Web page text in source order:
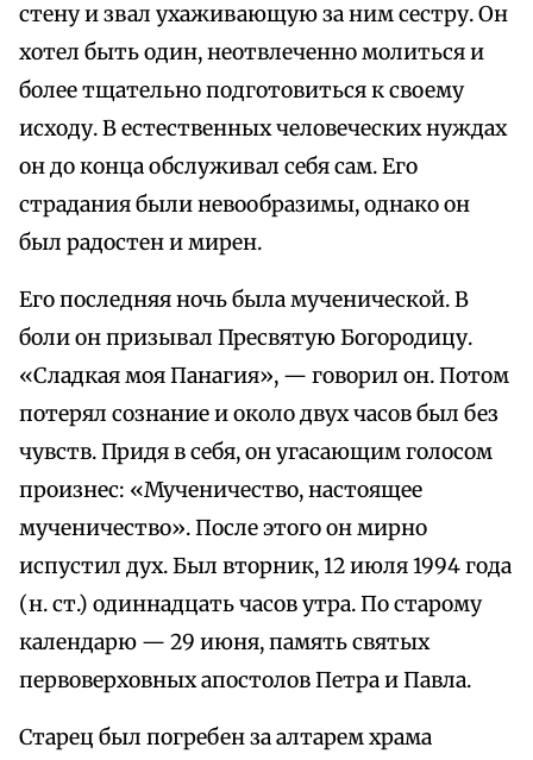
стену и звал ухаживающую за ним сестру. Он
хотел быть один, неотвлеченно молиться и
более тщательно подготовиться к своему
исходу. В естественных человеческих нуждах
он до конца обслуживал себя сам. Его
страдания были невообразимы, однако он
был радостен и мирен.
Его последняя ночь была мученической. В
боли он призывал Пресвятую Богородицу.
«Сладкая моя Панагия», — говорил он. Потом
потерял сознание и около двух часов был без
чувств. Придя в себя, он угасающим голосом
произнес: «Мученичество, настоящее
мученичество». После этого он мирно
испустил дух. Был вторник, 12 июля 1994 года
(н. ст.) одиннадцать часов утра. По старому
календарю — 29 июня, память святых
первоверховных апостолов Петра и Павла.
Старец был погребен за алтарем храма